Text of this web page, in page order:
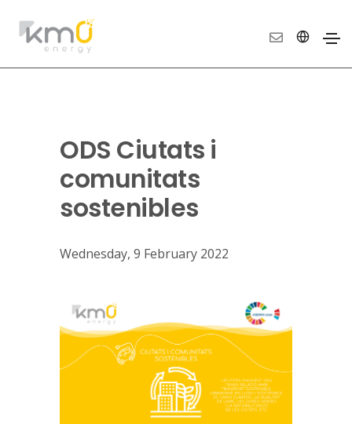
ODS Ciutats i
comunitats
sostenibles
Wednesday, 9 February 2022